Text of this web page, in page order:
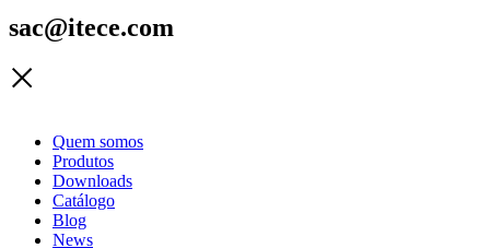
sac@itece.com
Quem somos
Produtos
Downloads
Catálogo
Blog
News